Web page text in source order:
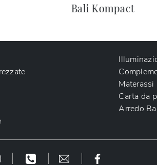
Bali Kompact
Materassi
Carta da
Arredo